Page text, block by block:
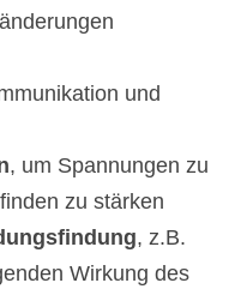
und
, um Spannungen zu
zu stärken
, z.B.
Wirkung des